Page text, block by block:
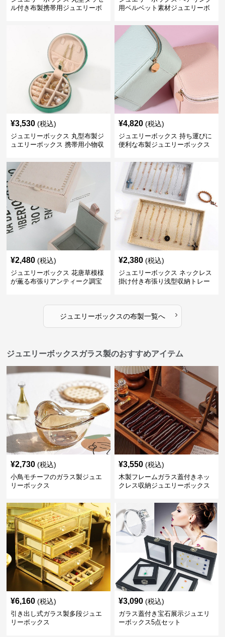
ル付き布製携帯用ジュエリーボ
用ベルベット素材ジュエリーボ
¥3,530 (税込)
ジュエリーボックス 丸型布製ジ
ュエリーボックス 携帯用小物収
¥4,820 (税込)
ジュエリーボックス 持ち運びに
便利な布製ジュエリーボックス
¥2,480 (税込)
ジュエリーボックス 花唐草模様
が薫る布張りアンティーク調宝
¥2,380 (税込)
ジュエリーボックス ネックレス
掛け付き布張り浅型収納トレー
ジュエリーボックスの布製一覧へ ›
ジュエリーボックスガラス製のおすすめアイテム
¥2,730 (税込)
小鳥モチーフのガラス製ジュエ
リーボックス
¥3,550 (税込)
木製フレームガラス蓋付きネッ
クレス収納ジュエリーボックス
¥6,160 (税込)
引き出し式ガラス製多段ジュエ
リーボックス
¥3,090 (税込)
ガラス蓋付き宝石展示ジュエリ
ーボックス5点セット